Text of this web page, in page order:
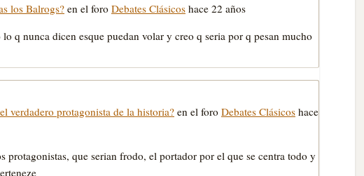
los Balrogs? en el foro Debates Clásicos hace 22 años
q nunca dicen esque puedan volar y creo q seria por q pesan mucho
verdadero protagonista de la historia? en el foro Debates Clásicos hace
protagonistas, que serian frodo, el portador por el que se centra todo y